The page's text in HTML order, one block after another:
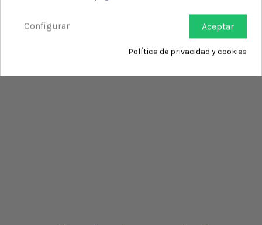
Aceptar
Configurar
Política de privacidad y cookies